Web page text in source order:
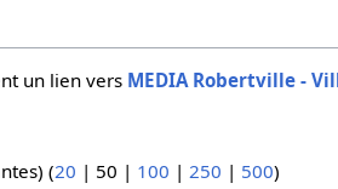
un lien vers MEDIA Robertville -
) (20 | 50 | 100 | 250 | 500)